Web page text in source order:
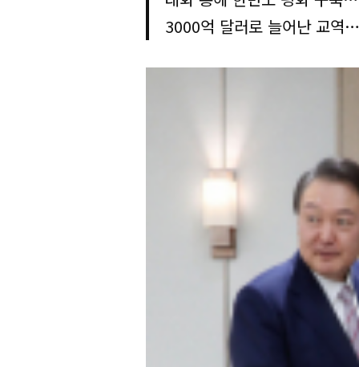
3000억 달러로 늘어난 교역